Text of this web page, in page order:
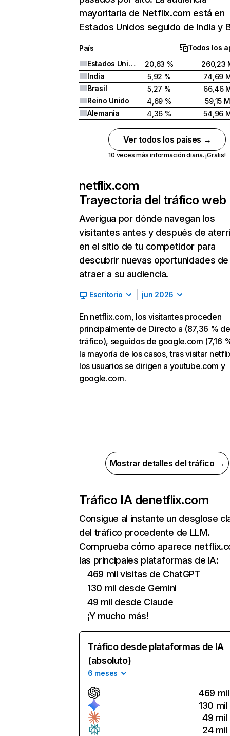
mayoritaria de Netflix.com está en
Estados Unidos seguido de India y
País
Todos los
Estados Unidos
20,63 %
260,23
India
5,92 %
74,69
Brasil
5,27 %
66,46
Reino Unido
4,69 %
59,15 M
Alemania
4,36 % 54,96
Ver todos los países →
10 veces más información diaria. ¡Gratis!
netflix.com
Trayectoria del tráfico web
Averigua por dónde navegan los
visitantes antes y después de
en el sitio de tu competidor para
descubrir nuevas oportunidades de
atraer a su audiencia.
Escritorio jun 2026
En netflix.com, los visitantes proceden
principalmente de Directo a (87,36 % de
tráfico), seguidos de google.com (7,16
la mayoría de los casos, tras visitar
los usuarios se dirigen a youtube.com y
google.com.
Mostrar detalles del tráfico →
Tráfico IA denetflix.com
Consigue al instante un desglose
del tráfico procedente de LLM.
Comprueba cómo aparece
las principales plataformas de IA:
469 mil visitas de ChatGPT
130 mil desde Gemini
49 mil desde Claude
¡Y mucho más!
Tráfico desde plataformas de IA
(absoluto)
6 meses
469 mil
130 mil
49 mil
24 mil